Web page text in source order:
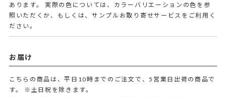
あります。 実際の色については、カラーバリエーションの色を参
照いただくか、もしくは、サンプルお取り寄せサービスをご利用く
ださい。
お届け
こちらの商品は、平日10時までのご注文で、5営業日出荷の商品で
す。
※土日祝を除きます。